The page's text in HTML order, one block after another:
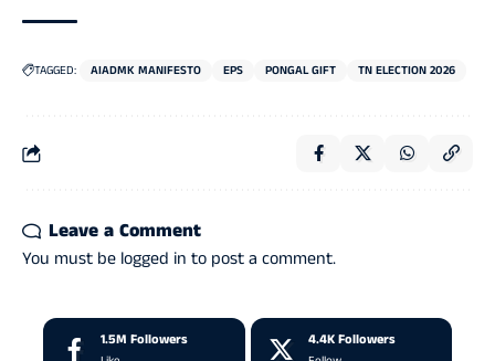
TAGGED: AIADMK MANIFESTO EPS PONGAL GIFT TN ELECTION 2026
Leave a Comment
You must be logged in to post a comment.
1.5M Followers 4.4K Followers